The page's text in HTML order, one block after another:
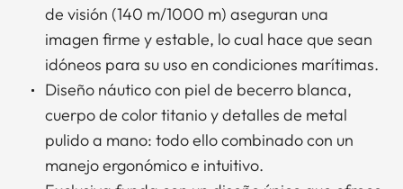
de visión (140 m/1000 m) aseguran una
imagen firme y estable, lo cual hace que sean
idóneos para su uso en condiciones marítimas.
Diseño náutico con piel de becerro blanca,
cuerpo de color titanio y detalles de metal
pulido a mano: todo ello combinado con un
manejo ergonómico e intuitivo.